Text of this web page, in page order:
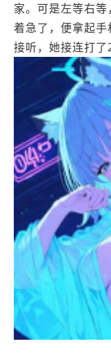
家。可是左等右
着急了，便拿起
接听，她接连打了